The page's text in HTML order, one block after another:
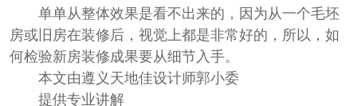
单单从整体效果是看不出来的，因为从一个毛坯
房或旧房在装修后，视觉上都是非常好的，所以，如
何检验新房装修成果要从细节入手。
本文由遵义天地佳设计师郭小委
提供专业讲解